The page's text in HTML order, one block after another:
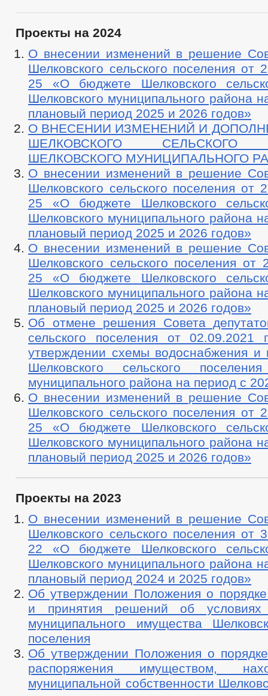
Проекты на 2024
О внесении изменений в решение
Шелковского сельского поселения от
25 «О бюджете Шелковского
Шелковского муниципального района
плановый период 2025 и 2026 годов»
О ВНЕСЕНИИ ИЗМЕНЕНИЙ И
ШЕЛКОВСКОГО СЕЛЬСКОГО
ШЕЛКОВСКОГО МУНИЦИПАЛЬНОГО
О внесении изменений в решение
Шелковского сельского поселения от
25 «О бюджете Шелковского
Шелковского муниципального района
плановый период 2025 и 2026 годов»
О внесении изменений в решение
Шелковского сельского поселения
25 «О бюджете Шелковского
Шелковского муниципального района
плановый период 2025 и 2026 годов»
Об отмене решения Совета
сельского поселения от
утверждении схемы водоснабжения и
Шелковского сельского
муниципального района на период с
О внесении изменений в решение
Шелковского сельского поселения от
25 «О бюджете Шелковского
Шелковского муниципального района
плановый период 2025 и 2026 годов»
Проекты на 2023
О внесении изменений в решение
Шелковского сельского поселения от
22 «О бюджете Шелковского
Шелковского муниципального района
плановый период 2024 и 2025 годов»
Об утверждении Положения о
и принятия решений об условиях
муниципального имущества
поселения
Об утверждении Положения о
распоряжения имуществом,
муниципальной собственности